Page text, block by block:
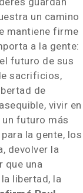
un camino
mantiene firme
a la gente:
futuro de sus
sacrificios,
de
vivir en
futuro más
la gente, los
devolver la
que una
libertad, la